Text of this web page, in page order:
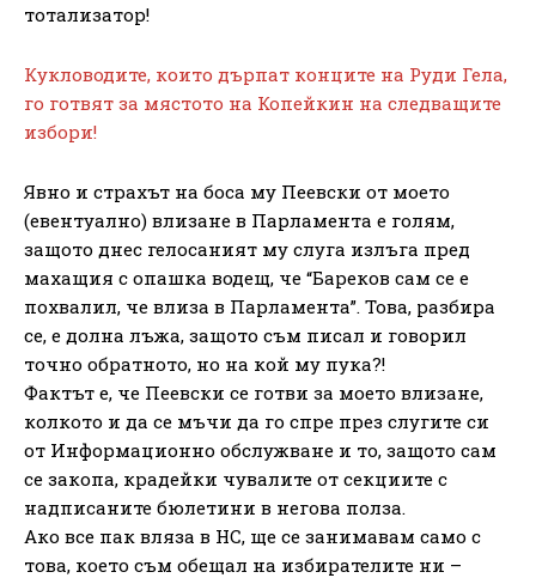
тотализатор!
Кукловодите, които дърпат конците на Руди Гела,
го готвят за мястото на Копейкин на следващите
избори!
Явно и страхът на боса му Пеевски от моето
(евентуално) влизане в Парламента е голям,
защото днес гелосаният му слуга излъга пред
махащия с опашка водещ, че “Бареков сам се е
похвалил, че влиза в Парламента”. Това, разбира
се, е долна лъжа, защото съм писал и говорил
точно обратното, но на кой му пука?!
Фактът е, че Пеевски се готви за моето влизане,
колкото и да се мъчи да го спре през слугите си
от Информационно обслужване и то, защото сам
се закопа, крадейки чувалите от секциите с
надписаните бюлетини в негова полза.
Ако все пак вляза в НС, ще се занимавам само с
това, което съм обещал на избирателите ни –